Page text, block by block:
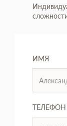
ИМЯ
ТЕЛЕФОН